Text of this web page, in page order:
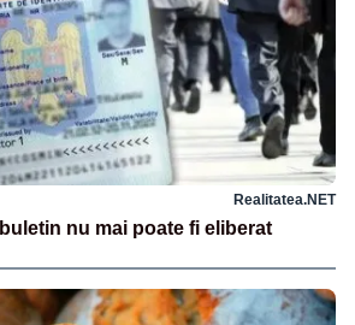
Realitatea.NET
nu mai poate fi eliberat